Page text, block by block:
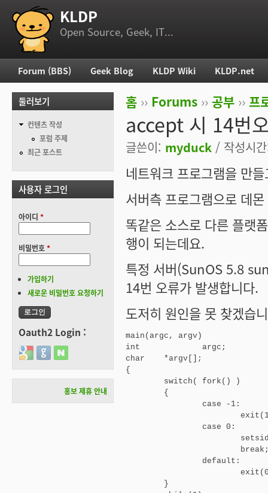
부 메뉴 KLDP
Open Source, Geek, IT...
현재 위치
홈 ›› Forums ›› 공부 ›› 프
accept 시 14번
글쓴이: myduck / 작성시
네트워크 프로그램을 만
서버측 프로그램으로 데
똑같은 소스로 다른 플랫
행이 되는데요.
특정 서버(SunOS 5.8
14번 오류가 발생합니다.
도저히 원인을 못 찾겠습
main(argc, argv)
int		argc;
char	*argv[];
{
        switch( fork() )
        {
                case -1:
                case 0:
                default:
        }
주 메뉴
Forum (BBS) Geek Blog KLDP Wiki KLDP.net
둘러보기
컨텐츠 작성
포럼 주제
최근 포스트
사용자 로그인
아이디 *
비밀번호*
가입하기
새로운 비밀번호 요청하기
Oauth2 Login :
Login with Google
Login with GitHub
Login with Naver
홍보 제휴 안내